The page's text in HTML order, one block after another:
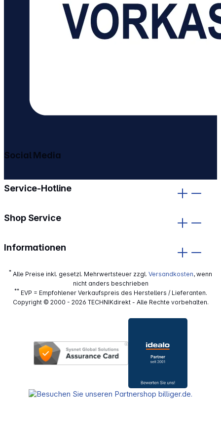
Service-Hotline
Shop Service
Informationen
Social Media
* Alle Preise inkl. gesetzl. Mehrwertsteuer zzgl. Versandkosten, wenn
nicht anders beschrieben
**EVP = Empfohlener Verkaufspreis des Herstellers / Lieferanten.
Copyright © 2000 - 2026 TECHNIKdirekt - Alle Rechte vorbehalten.